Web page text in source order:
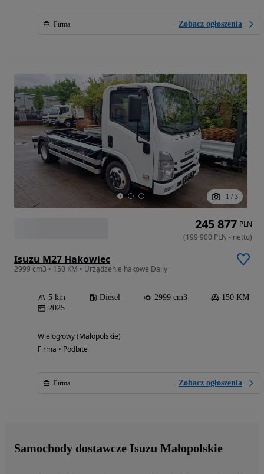
Firma Zobacz ogłoszenia
1 / 3
Isuzu M27 Hakowiec
2999 cm3 • 150 KM • Urządzenie hakowe Daily
5 km Diesel 2999 cm3
150 KM
2025
Wielogłowy (Małopolskie)
Firma • Podbite
Firma Zobacz ogłoszenia
245 877 PLN
(199 900 PLN - netto)
Samochody dostawcze Isuzu Małopolskie